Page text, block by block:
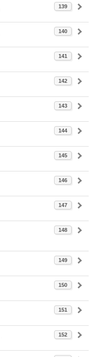
139
140
141
142
143
144
145
146
147
148
149
150
151
152